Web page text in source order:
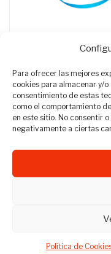
Para ofrecer las mejores
cookies para almacenar y/
consentimiento de estas
como el comportamiento
en este sitio. No consentir
negativamente a ciertas
Política de
Revista
Todos